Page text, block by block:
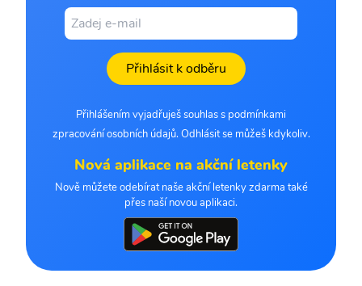
Přihlásit k odběru
Přihlášením vyjadřuješ souhlas s podmínkami
zpracování osobních údajů. Odhlásit se můžeš kdykoliv.
Nová aplikace na akční letenky
Nově můžete odebírat naše akční letenky zdarma také
přes naší novou aplikaci.